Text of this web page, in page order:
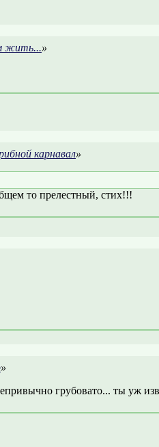
жить...»
карнавал»
то прелестный, стих!!!
»
грубовато... ты уж